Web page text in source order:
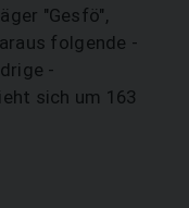
"Gesfö",
folgende -
-
sich um 163